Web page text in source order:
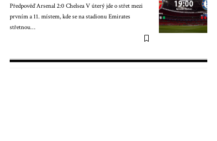
Předpověď Arsenal 2:0 Chelsea V úterý jde o střet mezi
prvním a 11. místem, kde se na stadionu Emirates
střetnou…